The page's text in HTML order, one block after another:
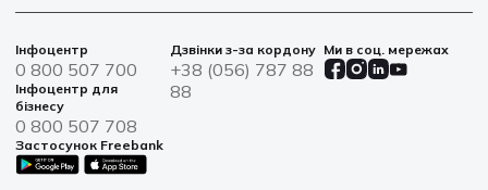
Платежі
Іпотека
Страхування
Овердрафт
Агробізнес
Цінні папери
Платіжні картки
Банківські сейфи
Військові облігації
Центри обслуговування
Новини
Фінансова звітність
Сталий розвиток
Інформація для акціонерів та стейкхолдерів
Інфоцентр
0 800 507 700
Інфоцентр для
бізнесу
0 800 507 708
Дзвінки з-за кордону
+38 (056) 787 88
88
Ми в соц. мережах
Застосунок Freebank